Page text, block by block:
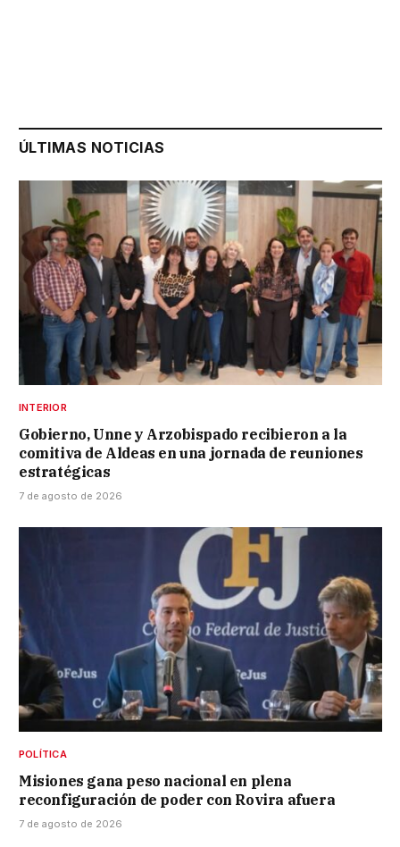
ÚLTIMAS NOTICIAS
INTERIOR
Gobierno, Unne y Arzobispado recibieron a la
comitiva de Aldeas en una jornada de reuniones
estratégicas
7 de agosto de 2026
POLÍTICA
Misiones gana peso nacional en plena
reconfiguración de poder con Rovira afuera
7 de agosto de 2026